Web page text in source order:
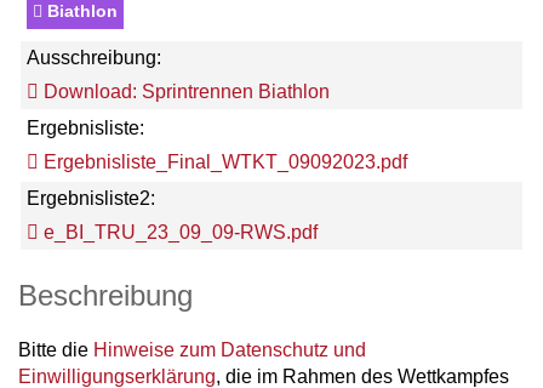
Biathlon
Ausschreibung:
Download: Sprintrennen Biathlon
Ergebnisliste:
Ergebnisliste_Final_WTKT_09092023.pdf
Ergebnisliste2:
e_BI_TRU_23_09_09-RWS.pdf
Beschreibung
Bitte die Hinweise zum Datenschutz und
Einwilligungserklärung, die im Rahmen des Wettkampfes